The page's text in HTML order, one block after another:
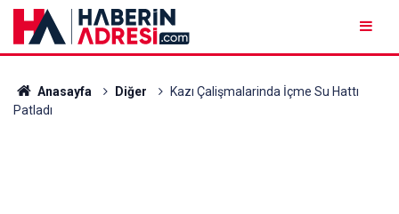
Anasayfa Diğer
Kazı Çalişmalarinda İçme Su Hattı
Patladı